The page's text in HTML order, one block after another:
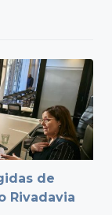
de
Rivadavia